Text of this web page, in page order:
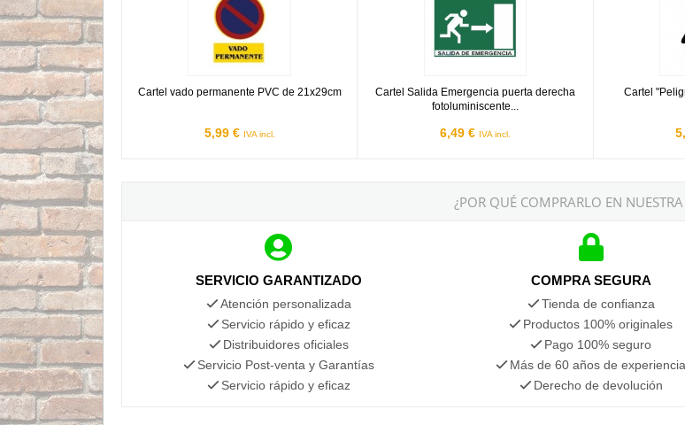
Cartel vado permanente PVC de 21x29cm
5,99 € IVA incl.
Cartel Salida Emergencia puerta derecha
fotoluminiscente...
6,49 € IVA incl.
Cartel
¿POR QUÉ COMPRARLO EN
SERVICIO GARANTIZADO
Atención personalizada
Servicio rápido y eficaz
Distribuidores oficiales
Servicio Post-venta y Garantías
Servicio rápido y eficaz
COMPRA SEGURA
Tienda de confianza
Productos 100% originales
Pago 100% seguro
Más de 60 años de experiencia
Derecho de devolución